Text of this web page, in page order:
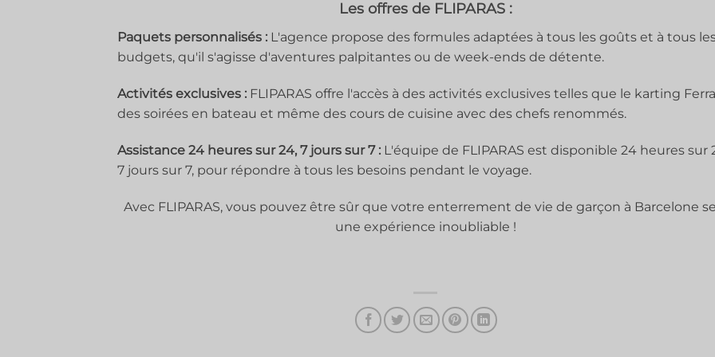
Les offres de FLIPARAS :
Paquets personnalisés : L'agence propose des formules adaptées à tous les goûts et à tous
budgets, qu'il s'agisse d'aventures palpitantes ou de week-ends de détente.
Activités exclusives : FLIPARAS offre l'accès à des activités exclusives telles que le karting
des soirées en bateau et même des cours de cuisine avec des chefs renommés.
Assistance 24 heures sur 24, 7 jours sur 7 : L'équipe de FLIPARAS est disponible 24 heures sur
7 jours sur 7, pour répondre à tous les besoins pendant le voyage.
Avec FLIPARAS, vous pouvez être sûr que votre enterrement de vie de garçon à Barcelone
une expérience inoubliable !